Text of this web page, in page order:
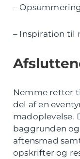
–
– Inspiration til
Nemme retter
del af en
madoplevelse.
baggrunden
aftensmad
opskrifter og